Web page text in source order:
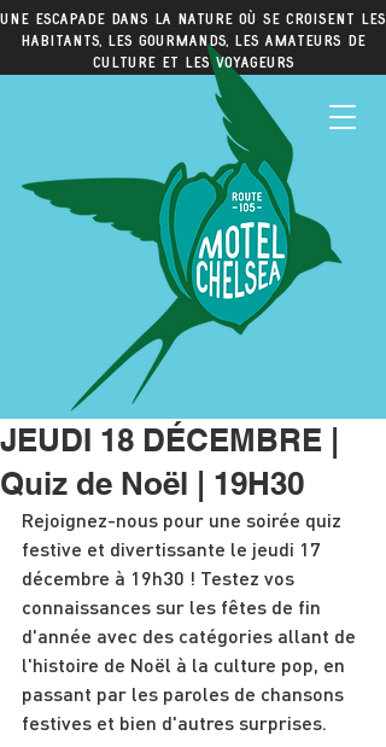
Une escapade dans la nature où se croisent les
habitants, les gourmands, les amateurs de
culture et les voyageurs
JEUDI 18 DÉCEMBRE |
Quiz de Noël | 19H30
Rejoignez-nous pour une soirée quiz
festive et divertissante le jeudi 17
décembre à 19h30 ! Testez vos
connaissances sur les fêtes de fin
d'année avec des catégories allant de
l'histoire de Noël à la culture pop, en
passant par les paroles de chansons
festives et bien d'autres surprises.